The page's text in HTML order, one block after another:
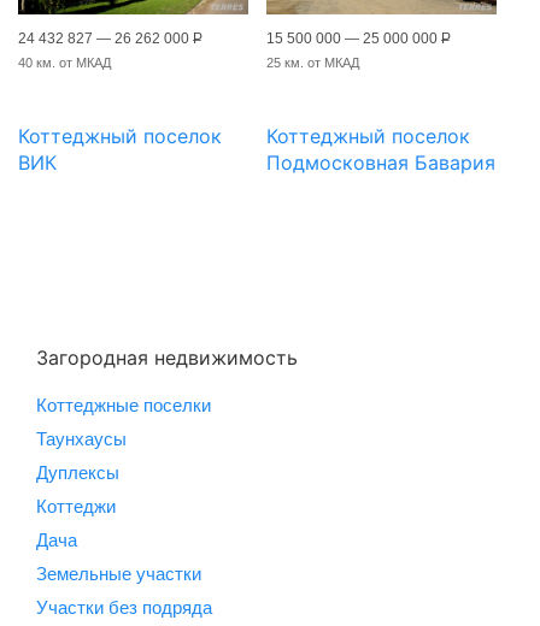
24 432 827 — 26 262 000 Р
40 км. от МКАД
Коттеджный поселок
ВИК
15 500 000 — 25 000 000 Р
25 км. от МКАД
Коттеджный поселок
Подмосковная Бавария
Загородная недвижимость
Коттеджные поселки
Таунхаусы
Дуплексы
Коттеджи
Дача
Земельные участки
Участки без подряда